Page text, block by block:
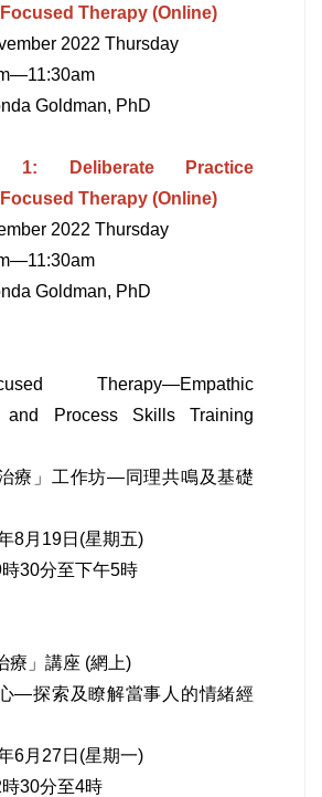
Therapy (Online)
2022 Thursday
Goldman, PhD
1: Deliberate Practice
Therapy (Online)
2022 Thursday
Goldman, PhD
Therapy—Empathic
and Process Skills Training
療」工作坊—同理共鳴及基礎
8月19日(星期五)
30分至下午5時
療」講座 (網上)
—探索及瞭解當事人的情緒經
6月27日(星期一)
30分至4時